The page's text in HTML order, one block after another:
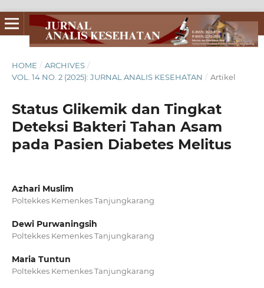
HOME / ARCHIVES /
VOL. 14 NO. 2 (2025): JURNAL ANALIS KESEHATAN / Artikel
Status Glikemik dan Tingkat
Deteksi Bakteri Tahan Asam
pada Pasien Diabetes Melitus
Azhari Muslim
Poltekkes Kemenkes Tanjungkarang
Dewi Purwaningsih
Poltekkes Kemenkes Tanjungkarang
Maria Tuntun
Poltekkes Kemenkes Tanjungkarang